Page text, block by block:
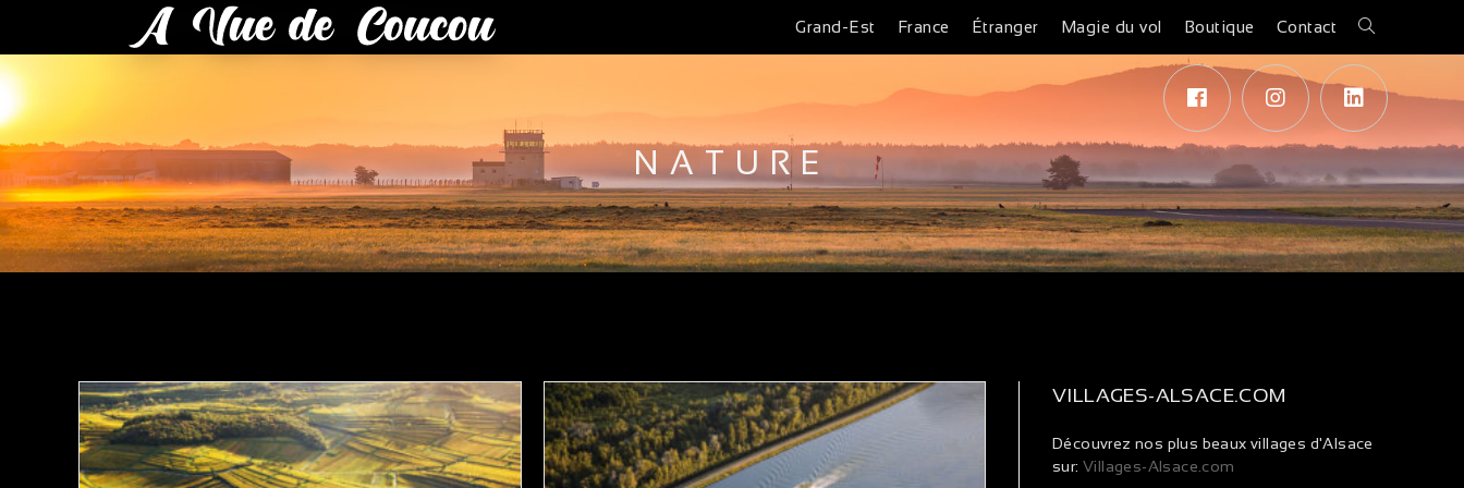
Grand-Est France Étranger Magie du vol Boutique Contact
NATURE
VILLAGES-ALSACE.COM
Découvrez nos plus beaux villages d'Alsace
sur: Villages-Alsace.com